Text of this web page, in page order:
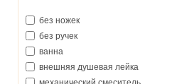
Gustavsberg (Швеция)
Hansa (Германия)
Hansgrohe (Германия)
Huppe (Германия)
без ножек
без ручек
ванна
внешняя душевая лейка